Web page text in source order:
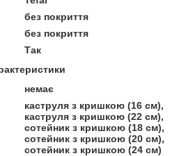
без покриття
без покриття
Так
немає
каструля з кришкою (16 см),
каструля з кришкою (22 см),
сотейник з кришкою (18 см),
сотейник з кришкою (20 см),
сотейник з кришкою (24 см)